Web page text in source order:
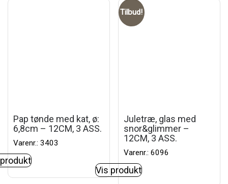
Pap tønde med kat, ø:
6,8cm – 12CM, 3 ASS.
Varenr.: 3403
Tilbud!
Juletræ, glas med
snor&glimmer –
12CM, 3 ASS.
Varenr.: 6096
Vis produkt